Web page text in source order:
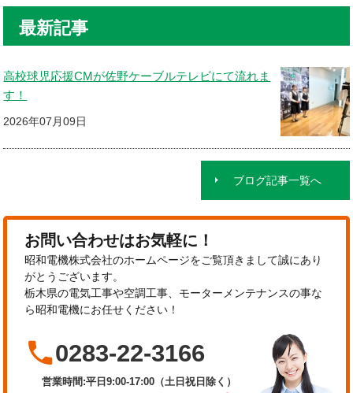
最新記事
高校球児応援CMが佐野ケーブルテレビにて流れま
す！
2026年07月09日
ブログ記事一覧へ
お問い合わせはお気軽に！
昭和電機株式会社のホームページをご覧頂きまして誠にあり
がとうございます。
栃木県の電気工事や空調工事、モーターメンテナンスの事な
ら昭和電機にお任せください！
0283-22-3166
営業時間:平日9:00-17:00（土日祝日除く）